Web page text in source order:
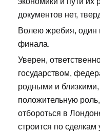
документов нет,
Волею жребия, один
финала.
Уверен,
государством,
родными и близкими,
положительную
отбороться в
строится по